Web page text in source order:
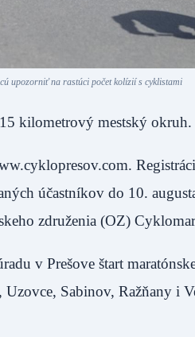
upozorniť na rastúci počet kolízií s cyklistami
kilometrový mestský okruh.
účastníkov do 10.
združenia (OZ)
v Prešove štart
Sabinov, Ražňany i